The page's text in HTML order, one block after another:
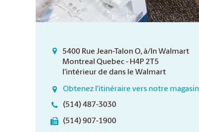
5400 Rue Jean-Talon O, à/In Walmart
Montreal Quebec - H4P 2T5
l'intérieur de dans le Walmart
Obtenez l'itinéraire vers notre magasin
(514) 487-3030
(514) 907-1900